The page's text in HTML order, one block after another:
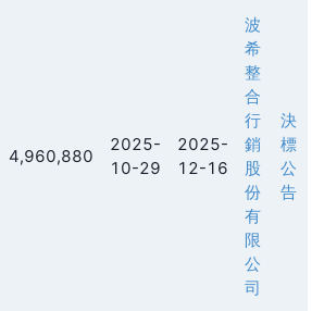
4,960,880
2025-
10-29
2025-
12-16
波
希
整
合
行
銷
股
份
有
限
公
司
決
標
公
告